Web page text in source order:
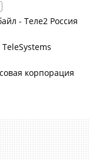
- Теле2 Россия
корпорация